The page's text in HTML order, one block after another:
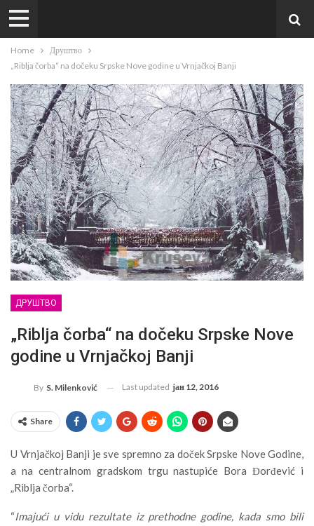
Home
Друштво
„Riblja čorba“ na dočeku Srpske Nove godine u Vrnjačkoj Banji
ДРУШТВО
„Riblja čorba“ na dočeku Srpske Nove
godine u Vrnjačkoj Banji
By S. Milenković Last updated јан 12, 2016
Share
U Vrnjačkoj Banji je sve spremno za doček Srpske Nove Godine,
a na centralnom gradskom trgu nastupiće Bora Đorđević i
„Riblja čorba“.
“Imajući u vidu rezultate iz prethodne godine, kada smo bili